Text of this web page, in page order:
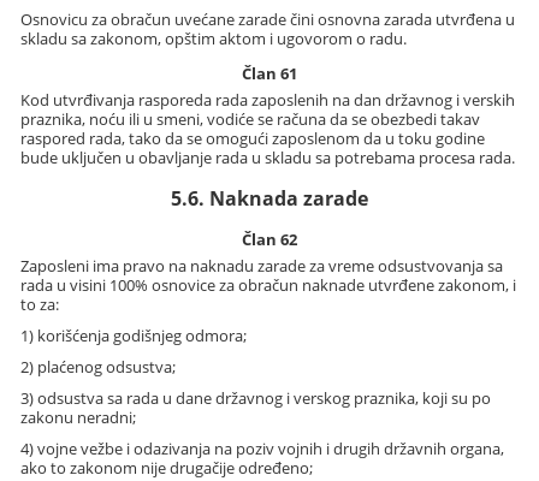
Osnovicu za obračun uvećane zarade čini osnovna zarada utvrđena u
skladu sa zakonom, opštim aktom i ugovorom o radu.
Član 61
Kod utvrđivanja rasporeda rada zaposlenih na dan državnog i verskih
praznika, noću ili u smeni, vodiće se računa da se obezbedi takav
raspored rada, tako da se omogući zaposlenom da u toku godine
bude uključen u obavljanje rada u skladu sa potrebama procesa rada.
5.6. Naknada zarade
Član 62
Zaposleni ima pravo na naknadu zarade za vreme odsustvovanja sa
rada u visini 100% osnovice za obračun naknade utvrđene zakonom, i
to za:
1) korišćenja godišnjeg odmora;
2) plaćenog odsustva;
3) odsustva sa rada u dane državnog i verskog praznika, koji su po
zakonu neradni;
4) vojne vežbe i odazivanja na poziv vojnih i drugih državnih organa,
ako to zakonom nije drugačije određeno;